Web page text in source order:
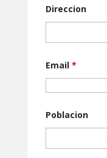
Direccion
Email *
Poblacion